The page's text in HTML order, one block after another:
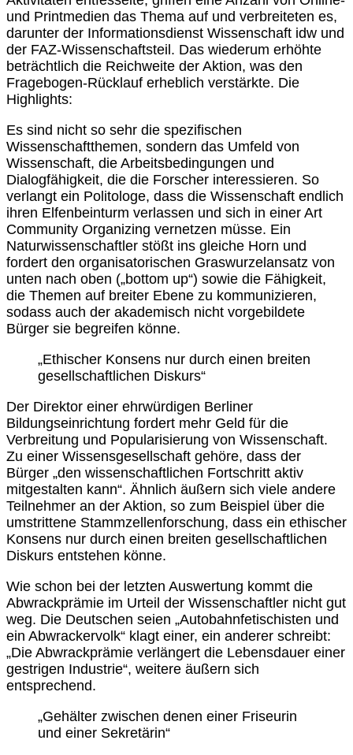
und Printmedien das Thema auf und verbreiteten es,
darunter der Informationsdienst Wissenschaft idw und
der FAZ-Wissenschaftsteil. Das wiederum erhöhte
beträchtlich die Reichweite der Aktion, was den
Fragebogen-Rücklauf erheblich verstärkte. Die
Highlights:
Es sind nicht so sehr die spezifischen
Wissenschaftthemen, sondern das Umfeld von
Wissenschaft, die Arbeitsbedingungen und
Dialogfähigkeit, die die Forscher interessieren. So
verlangt ein Politologe, dass die Wissenschaft endlich
ihren Elfenbeinturm verlassen und sich in einer Art
Community Organizing vernetzen müsse. Ein
Naturwissenschaftler stößt ins gleiche Horn und
fordert den organisatorischen Graswurzelansatz von
unten nach oben („bottom up“) sowie die Fähigkeit,
die Themen auf breiter Ebene zu kommunizieren,
sodass auch der akademisch nicht vorgebildete
Bürger sie begreifen könne.
„Ethischer Konsens nur durch einen breiten
gesellschaftlichen Diskurs“
Der Direktor einer ehrwürdigen Berliner
Bildungseinrichtung fordert mehr Geld für die
Verbreitung und Popularisierung von Wissenschaft.
Zu einer Wissensgesellschaft gehöre, dass der
Bürger „den wissenschaftlichen Fortschritt aktiv
mitgestalten kann“. Ähnlich äußern sich viele andere
Teilnehmer an der Aktion, so zum Beispiel über die
umstrittene Stammzellenforschung, dass ein ethischer
Konsens nur durch einen breiten gesellschaftlichen
Diskurs entstehen könne.
Wie schon bei der letzten Auswertung kommt die
Abwrackprämie im Urteil der Wissenschaftler nicht gut
weg. Die Deutschen seien „Autobahnfetischisten und
ein Abwrackervolk“ klagt einer, ein anderer schreibt:
„Die Abwrackprämie verlängert die Lebensdauer einer
gestrigen Industrie“, weitere äußern sich
entsprechend.
„Gehälter zwischen denen einer Friseurin
und einer Sekretärin“